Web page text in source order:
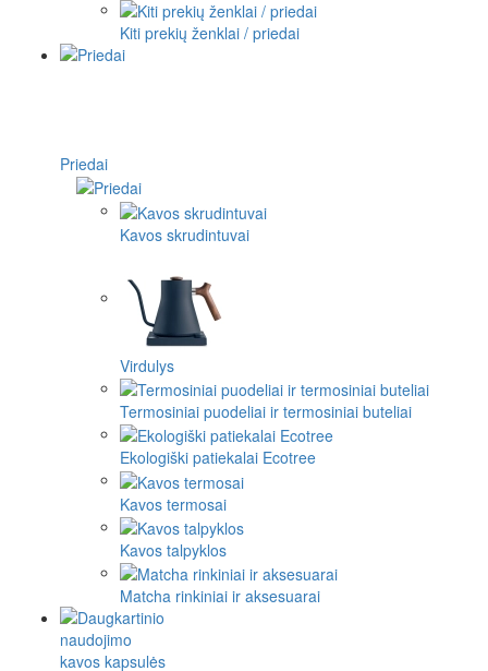
Kiti prekių ženklai / priedai
Priedai
Kavos skrudintuvai
Virdulys
Termosiniai puodeliai ir termosiniai buteliai
Ekologiški patiekalai Ecotree
Kavos termosai
Kavos talpyklos
Matcha rinkiniai ir aksesuarai